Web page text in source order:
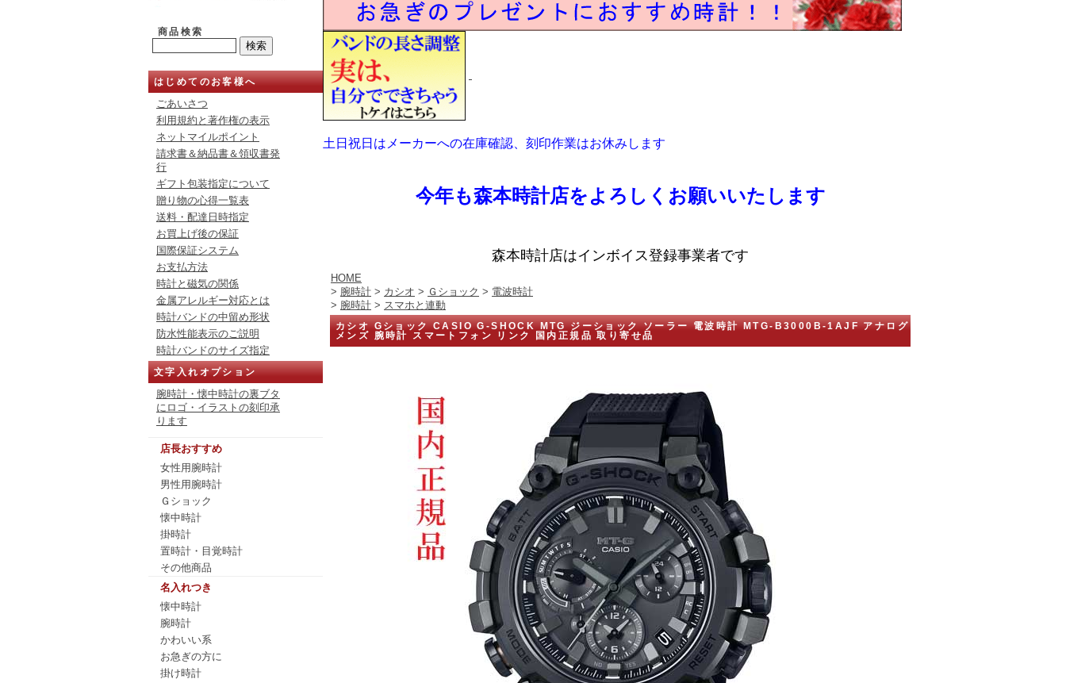
商品検索
はじめてのお客様へ
ごあいさつ
利用規約と著作権の表示
ネットマイルポイント
請求書＆納品書＆領収書発
行
ギフト包装指定について
贈り物の心得一覧表
送料・配達日時指定
お買上げ後の保証
国際保証システム
お支払方法
時計と磁気の関係
金属アレルギー対応とは
時計バンドの中留め形状
防水性能表示のご説明
時計バンドのサイズ指定
文字入れオプション
腕時計・懐中時計の裏ブタ
にロゴ・イラストの刻印承
ります
店長おすすめ
女性用腕時計
男性用腕時計
Ｇショック
懐中時計
掛時計
置時計・目覚時計
その他商品
名入れつき
懐中時計
腕時計
かわいい系
お急ぎの方に
掛け時計
土日祝日はメーカーへの在庫確認、刻印作業はお休みします
今年も森本時計店をよろしくお願いいたします
森本時計店はインボイス登録事業者です
HOME
> 腕時計 > カシオ > Ｇショック > 電波時計
> 腕時計 > スマホと連動
カシオ Gショック CASIO G-SHOCK MTG ジーショック ソーラー 電波時計 MTG-B3000B-1AJF アナログ
メンズ 腕時計 スマートフォン リンク 国内正規品 取り寄せ品